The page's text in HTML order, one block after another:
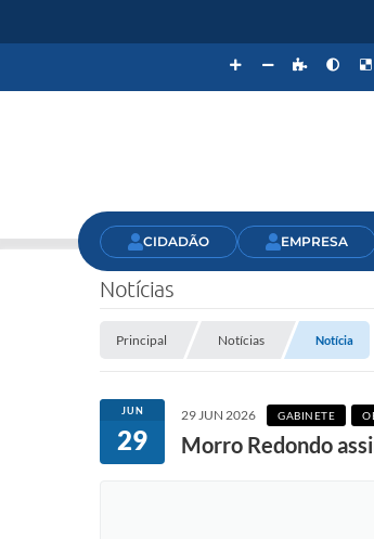
CIDADÃO EMPRESA
Notícias
Principal Notícias Notícia
JUN
29
29 JUN 2026 GABINETE
Morro Redondo